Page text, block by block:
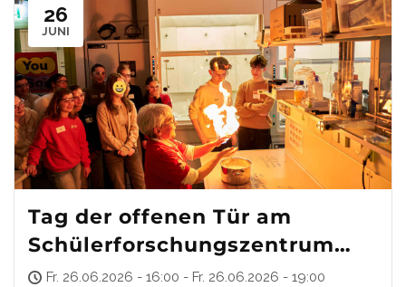
26
JUNI
Tag der offenen Tür am
Schülerforschungszentrum
Hamburg
Fr. 26.06.2026 - 16:00 - Fr. 26.06.2026 - 19:00